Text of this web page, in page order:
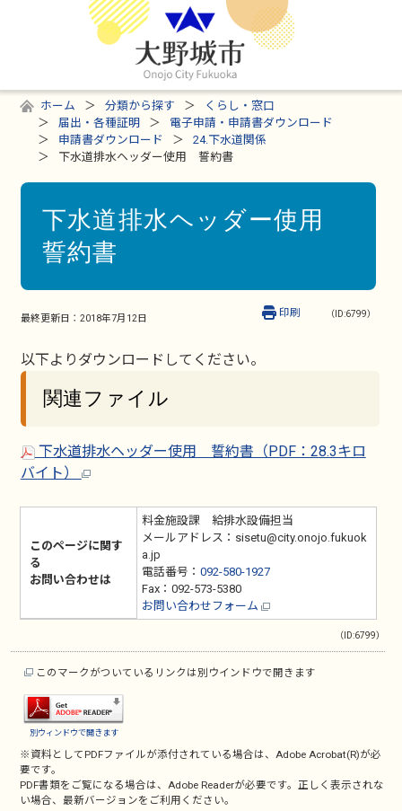
ホーム 分類から探す
くらし・窓口
届出・各種証明
電子申請・申請書ダウンロード
申請書ダウンロード
24.下水道関係
下水道排水ヘッダー使用 誓約書
下水道排水ヘッダー使用
誓約書
最終更新日： 2018年7月12日 （ID:6799）
印刷
以下よりダウンロードしてください。
関連ファイル
下水道排水ヘッダー使用 誓約書（PDF：28.3キロ
バイト）
このページに関す
る
お問い合わせは
料金施設課 給排水設備担当
メールアドレス：sisetu@city.onojo.fukuok
a.jp
電話番号： 092-580-1927
Fax：092-573-5380
お問い合わせフォーム
（ID:6799）
このマークがついているリンクは別ウインドウで開きます
別ウィンドウで開きます
※資料としてPDFファイルが添付されている場合は、Adobe Acrobat(R)が必
要です。
PDF書類をご覧になる場合は、Adobe Readerが必要です。正しく表示されな
い場合、最新バージョンをご利用ください。